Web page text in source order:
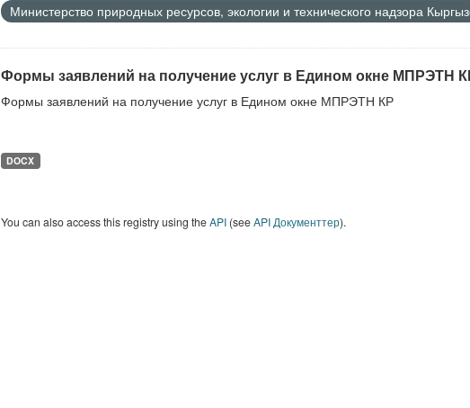
Министерство природных ресурсов, экологии и технического надзора
Формы заявлений на получение услуг в Едином окне МПРЭТН
Формы заявлений на получение услуг в Едином окне МПРЭТН КР
DOCX
You can also access this registry using theAPI(seeAPI Документтер).